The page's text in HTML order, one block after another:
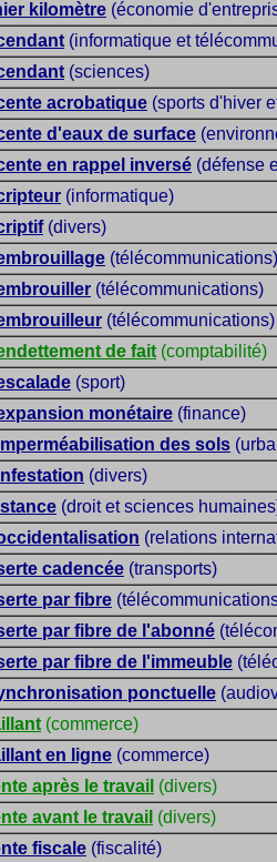
kilomètre (économie
(informatique et
(sciences)
acrobatique (sports d'hiver
d'eaux de surface
en rappel inversé (défense
(informatique)
(divers)
(télécommunications)
(télécommunications)
(télécommunications)
de fait (comptabilité)
(sport)
monétaire (finance)
des sols
(divers)
(droit et sciences
(relations
cadencée (transports)
par fibre
par fibre de l'abonné
par fibre de l'immeuble
ponctuelle
(commerce)
en ligne (commerce)
après le travail (divers)
avant le travail (divers)
fiscale (fiscalité)